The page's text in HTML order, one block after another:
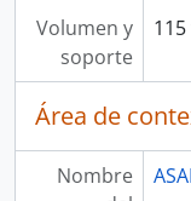
Volumen y
soporte
Área de
Nombre